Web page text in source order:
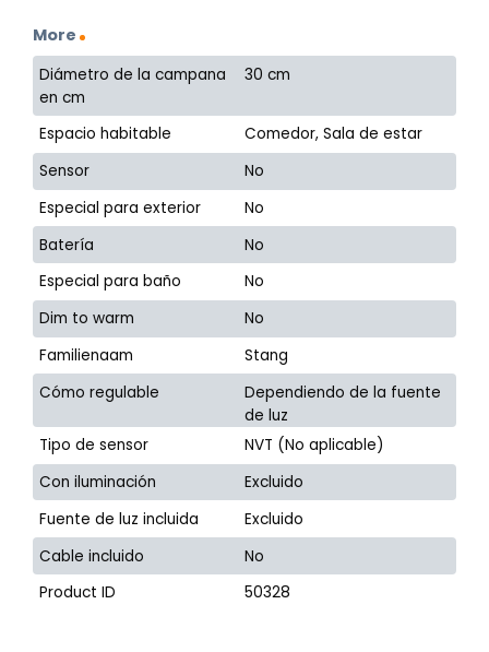
More
Diámetro de la campana
en cm
30 cm
Espacio habitable
Comedor, Sala de estar
Sensor
No
Especial para exterior
No
Batería
No
Especial para baño
No
Dim to warm
No
Familienaam
Stang
Cómo regulable
Dependiendo de la fuente
de luz
Tipo de sensor
NVT (No aplicable)
Con iluminación
Excluido
Fuente de luz incluida
Excluido
Cable incluido
No
Product ID
50328